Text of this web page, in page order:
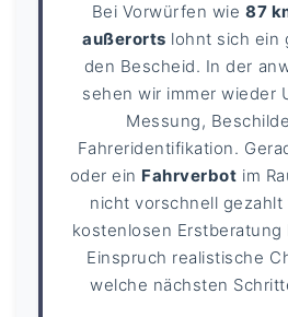
Bei Vorwürfen wie 87
außerorts lohnt sich ein
den Bescheid. In der
sehen wir immer wieder
Messung,
Fahreridentifikation.
oder ein Fahrverbot im
nicht vorschnell
kostenlosen Erstberatung
Einspruch realistische
welche nächsten